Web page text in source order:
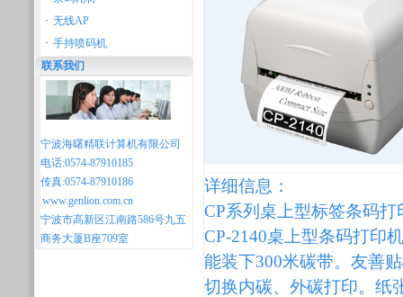
· 无线AP
· 手持喷码机
联系我们
宁波海曙精联计算机有限公司
电话:0574-87910185
传真:0574-87910186
www.genlion.com.cn
宁波市高新区江南路586号九五
商务大厦B座709室
详细信息：
CP系列桌上型标签条码打
CP-2140桌上型条码打印
能装下300米碳带。友善
切换内碳、外碳打印。纸